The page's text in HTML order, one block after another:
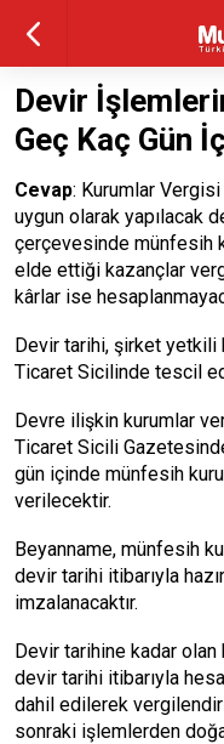
Devir
Geç Kaç Gün
Cevap: Kurumlar
uygun olarak yapılacak
çerçevesinde münfesih
elde ettiği kazançlar
kârlar ise
Devir tarihi, şirket yetkili
Ticaret Sicilinde tescil
Devre ilişkin kurumlar
Ticaret Sicili
gün içinde münfesih
verilecektir.
Beyanname, münfesih
devir tarihi itibarıyla
imzalanacaktır.
Devir tarihine kadar
devir tarihi itibarıyla
dahil edilerek
sonraki işlemlerden